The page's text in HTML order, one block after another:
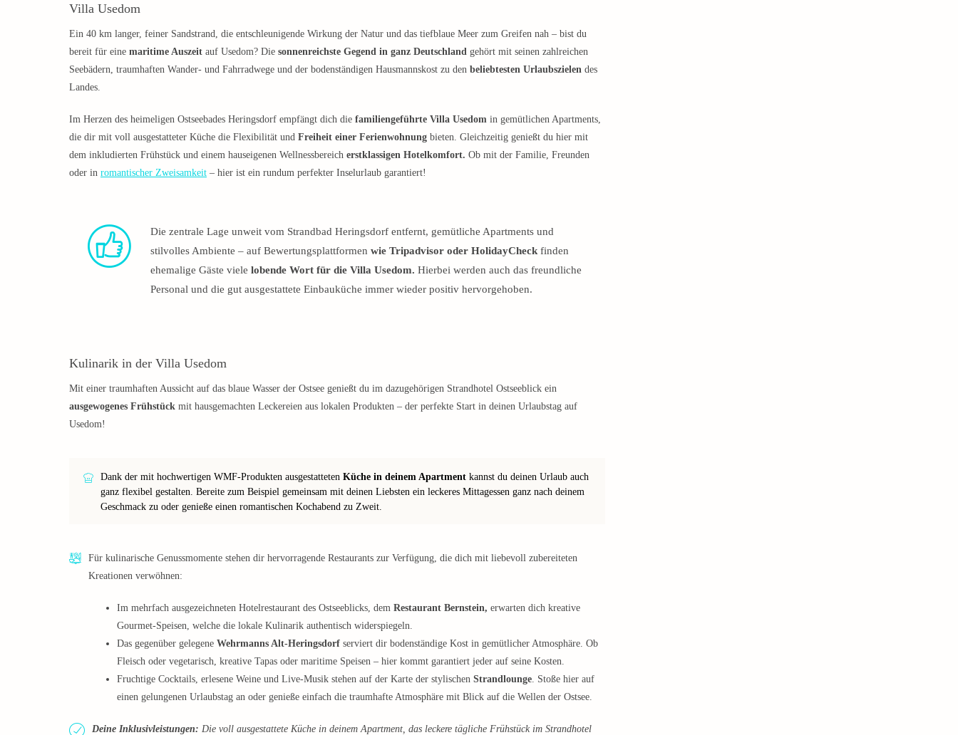
Villa Usedom
Ein 40 km langer, feiner Sandstrand, die entschleunigende Wirkung der Natur und das tiefblaue Meer zum Greifen nah – bist du
bereit für eine maritime Auszeit auf Usedom? Die sonnenreichste Gegend in ganz Deutschland gehört mit seinen zahlreichen
Seebädern, traumhaften Wander- und Fahrradwege und der bodenständigen Hausmannskost zu den beliebtesten Urlaubszielen des
Landes.
Im Herzen des heimeligen Ostseebades Heringsdorf empfängt dich die familiengeführte Villa Usedom in gemütlichen Apartments,
die dir mit voll ausgestatteter Küche die Flexibilität und Freiheit einer Ferienwohnung bieten. Gleichzeitig genießt du hier mit
dem inkludierten Frühstück und einem hauseigenen Wellnessbereich erstklassigen Hotelkomfort. Ob mit der Familie, Freunden
oder in romantischer Zweisamkeit – hier ist ein rundum perfekter Inselurlaub garantiert!
Die zentrale Lage unweit vom Strandbad Heringsdorf entfernt, gemütliche Apartments und
stilvolles Ambiente – auf Bewertungsplattformen wie Tripadvisor oder HolidayCheck finden
ehemalige Gäste viele lobende Wort für die Villa Usedom. Hierbei werden auch das freundliche
Personal und die gut ausgestattete Einbauküche immer wieder positiv hervorgehoben.
Kulinarik in der Villa Usedom
Mit einer traumhaften Aussicht auf das blaue Wasser der Ostsee genießt du im dazugehörigen Strandhotel Ostseeblick ein
ausgewogenes Frühstück mit hausgemachten Leckereien aus lokalen Produkten – der perfekte Start in deinen Urlaubstag auf
Usedom!
Dank der mit hochwertigen WMF-Produkten ausgestatteten Küche in deinem Apartment kannst du deinen Urlaub auch
ganz flexibel gestalten. Bereite zum Beispiel gemeinsam mit deinen Liebsten ein leckeres Mittagessen ganz nach deinem
Geschmack zu oder genieße einen romantischen Kochabend zu Zweit.
Für kulinarische Genussmomente stehen dir hervorragende Restaurants zur Verfügung, die dich mit liebevoll zubereiteten
Kreationen verwöhnen:
Im mehrfach ausgezeichneten Hotelrestaurant des Ostseeblicks, dem Restaurant Bernstein, erwarten dich kreative
Gourmet-Speisen, welche die lokale Kulinarik authentisch widerspiegeln.
Das gegenüber gelegene Wehrmanns Alt-Heringsdorf serviert dir bodenständige Kost in gemütlicher Atmosphäre. Ob
Fleisch oder vegetarisch, kreative Tapas oder maritime Speisen – hier kommt garantiert jeder auf seine Kosten.
Fruchtige Cocktails, erlesene Weine und Live-Musik stehen auf der Karte der stylischen Strandlounge . Stoße hier auf
einen gelungenen Urlaubstag an oder genieße einfach die traumhafte Atmosphäre mit Blick auf die Wellen der Ostsee.
Deine Inklusivleistungen: Die voll ausgestattete Küche in deinem Apartment, das leckere tägliche Frühstück im Strandhotel